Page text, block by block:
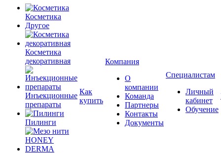
Косметика
Другое
Косметика
декоративная
Инъекционные
препараты
Пилинги
Как
купить
Компания
О
компании
Команда
Партнеры
Контакты
Документы
Специалистам
Личный
кабинет
Обучение